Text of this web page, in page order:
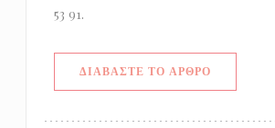
53 91.
ΔΙΑΒΆΣΤΕ ΤΟ ΆΡΘΡΟ